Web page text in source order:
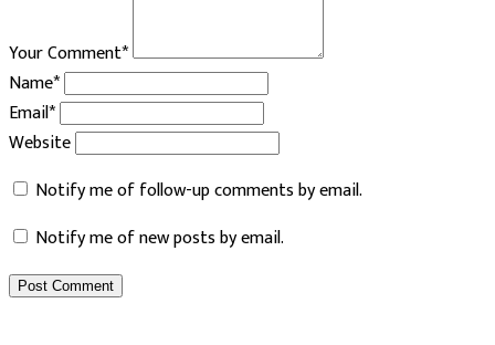
Your Comment*
Name*
Email*
Website
Notify me of follow-up comments by email.
Notify me of new posts by email.